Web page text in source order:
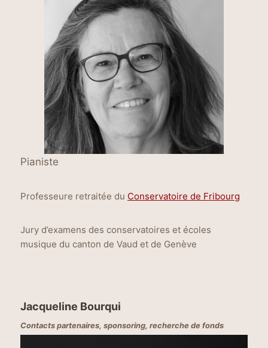
Pianiste
Professeure retraitée du Conservatoire de Fribourg
Jury d’examens des conservatoires et écoles
musique du canton de Vaud et de Genève
Jacqueline Bourqui
Contacts partenaires, sponsoring, recherche de fonds